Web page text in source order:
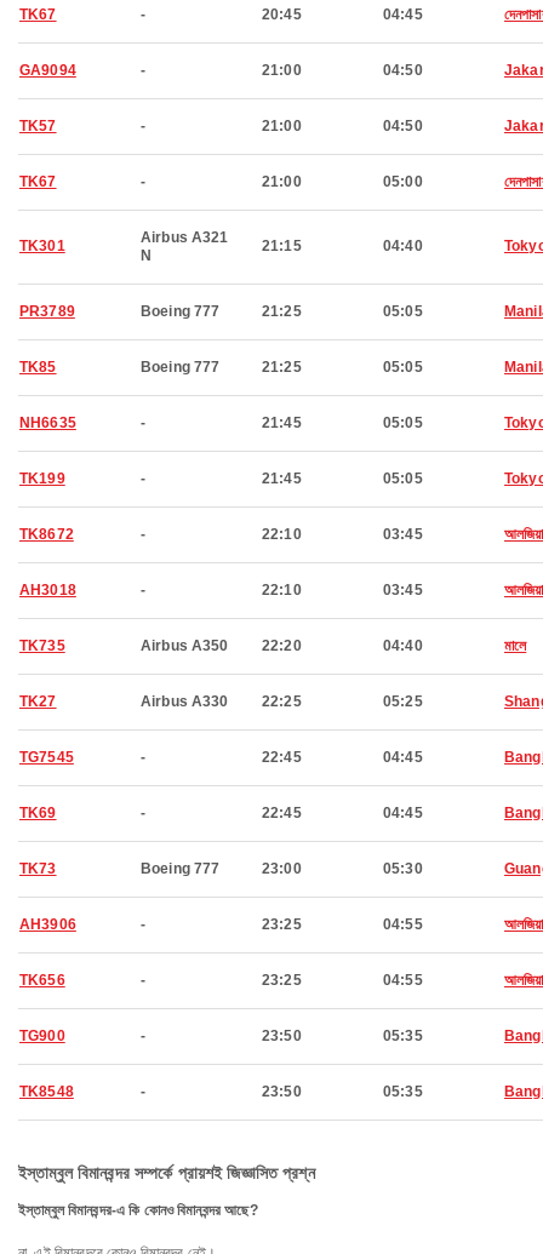
TK67 - 20:45 04:45
GA9094 - 21:00 04:50
TK57 - 21:00 04:50
TK67 - 21:00 05:00
TK301
Airbus A321
N
21:15 04:40
PR3789 Boeing 777 21:25 05:05
TK85 Boeing 777 21:25 05:05
NH6635 - 21:45 05:05
TK199 - 21:45 05:05
TK8672 - 22:10 03:45
AH3018 - 22:10 03:45
TK735 Airbus A350 22:20 04:40 মালে
TK27 Airbus A330 22:25 05:25
TG7545 - 22:45 04:45
TK69 - 22:45 04:45
TK73 Boeing 777 23:00 05:30
AH3906 - 23:25 04:55
TK656 - 23:25 04:55
TG900 - 23:50 05:35
TK8548 - 23:50 05:35
ইস্তাম্বুল বিমানবন্দর সম্পর্কে প্রায়শই জিজ্ঞাসিত প্রশ্ন
ইস্তাম্বুল বিমানবন্দর-এ কি কোনও বিমানবন্দর আছে?